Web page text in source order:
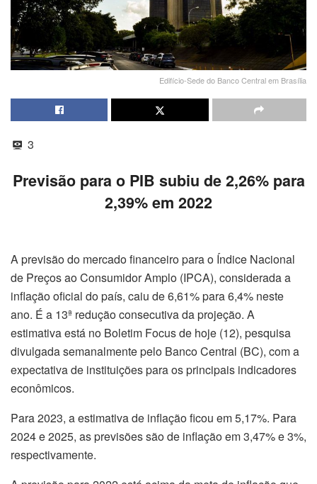
Edifício-Sede do Banco Central em Brasília
3
Previsão para o PIB subiu de 2,26% para
2,39% em 2022
A previsão do mercado financeiro para o Índice Nacional
de Preços ao Consumidor Amplo (IPCA), considerada a
inflação oficial do país, caiu de 6,61% para 6,4% neste
ano. É a 13ª redução consecutiva da projeção. A
estimativa está no Boletim Focus de hoje (12), pesquisa
divulgada semanalmente pelo Banco Central (BC), com a
expectativa de instituições para os principais indicadores
econômicos.
Para 2023, a estimativa de inflação ficou em 5,17%. Para
2024 e 2025, as previsões são de inflação em 3,47% e 3%,
respectivamente.